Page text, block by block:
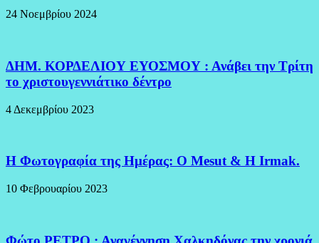
24 Νοεμβρίου 2024
ΔΗΜ. ΚΟΡΔΕΛΙΟΥ ΕΥΟΣΜΟΥ : Ανάβει την Τρίτη
το χριστουγεννιάτικο δέντρο
4 Δεκεμβρίου 2023
H Φωτογραφία της Ημέρας: O Mesut & Η Irmak.
10 Φεβρουαρίου 2023